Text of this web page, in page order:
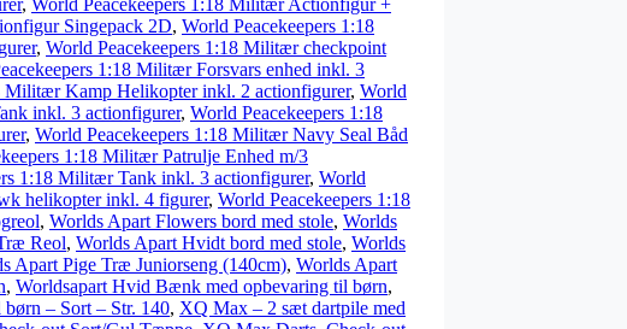
, World Peacekeepers 1:18 Militær Actionfigur +
Singepack 2D, World Peacekeepers 1:18
, World Peacekeepers 1:18 Militær checkpoint
1:18 Militær Forsvars enhed inkl. 3
Militær Kamp Helikopter inkl. 2 actionfigurer, World
inkl. 3 actionfigurer, World Peacekeepers 1:18
, World Peacekeepers 1:18 Militær Navy Seal Båd
1:18 Militær Patrulje Enhed m/3
1:18 Militær Tank inkl. 3 actionfigurer, World
helikopter inkl. 4 figurer, World Peacekeepers 1:18
, Worlds Apart Flowers bord med stole, Worlds
Reol, Worlds Apart Hvidt bord med stole, Worlds
Apart Pige Træ Juniorseng (140cm), Worlds Apart
, Worldsapart Hvid Bænk med opbevaring til børn,
– Sort – Str. 140, XQ Max – 2 sæt dartpile med